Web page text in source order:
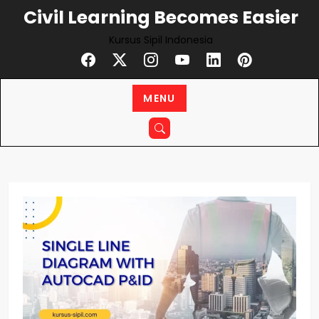
Civil Learning Becomes Easier
Kursus Sipil Indonesia
MENU